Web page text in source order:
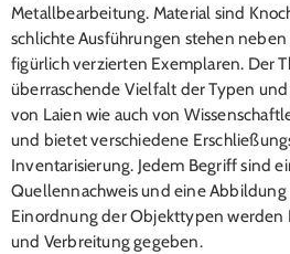
Metallbearbeitung. Material sind
schlichte Ausführungen stehen
figürlich verzierten Exemplaren. Der
überraschende Vielfalt der Typen
von Laien wie auch von
und bietet verschiedene
Inventarisierung. Jedem Begriff sind
Quellennachweis und eine Abbildung
Einordnung der Objekttypen werden
und Verbreitung gegeben.